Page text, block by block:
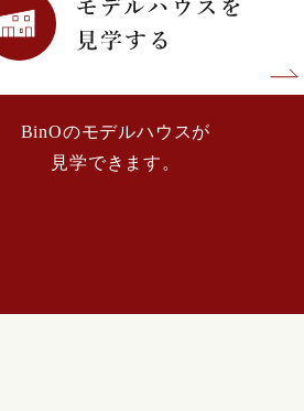
BinOのモデルハウスが
見学できます。